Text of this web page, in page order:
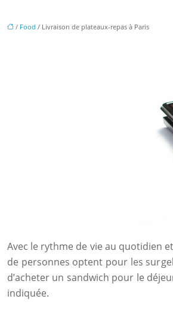
/ Food / Livraison de plateaux-repas à Paris
Avec le rythme de vie au quotidien
de personnes optent pour les
d’acheter un sandwich pour le
indiquée.